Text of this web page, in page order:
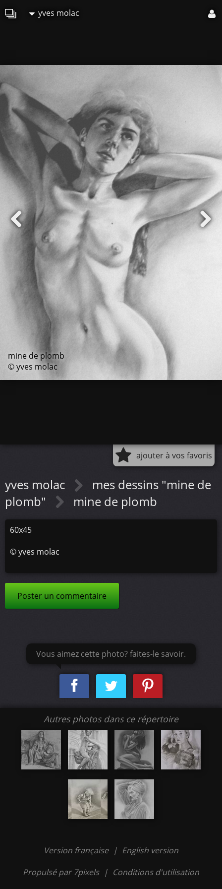
yves molac
mine de plomb
© yves molac
ajouter à vos favoris
yves molac
mes dessins "mine de
plomb"
mine de plomb
60x45
©yves molac
Poster un commentaire
Vous aimez cette photo? faites-le savoir.
Autres photos dans ce répertoire
Version française | English version
Propulsé par 7pixels | Conditions d'utilisation